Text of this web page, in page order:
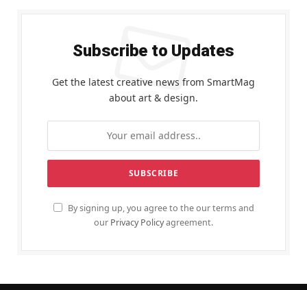
Subscribe to Updates
Get the latest creative news from SmartMag
about art & design.
By signing up, you agree to the our terms and
our Privacy Policyagreement.